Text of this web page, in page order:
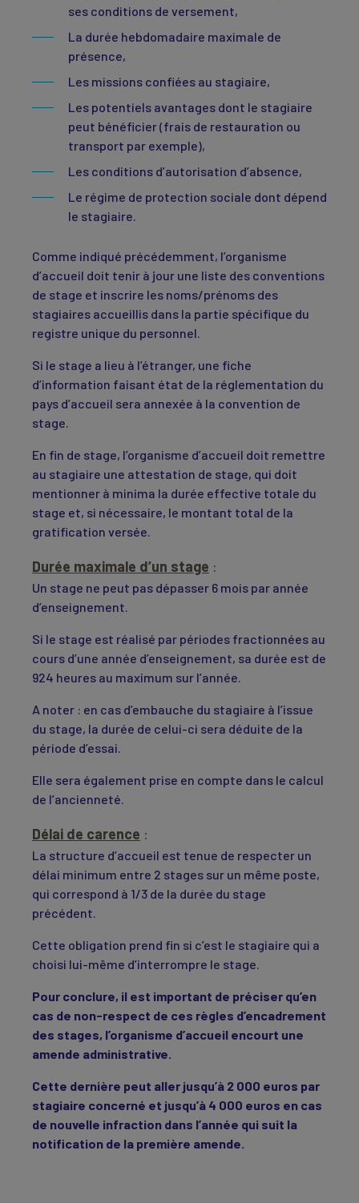
ses conditions de versement,
La durée hebdomadaire maximale de
présence,
Les missions confiées au stagiaire,
Les potentiels avantages dont le stagiaire
peut bénéficier (frais de restauration ou
transport par exemple),
Les conditions d’autorisation d’absence,
Le régime de protection sociale dont dépend
le stagiaire.
Comme indiqué précédemment, l’organisme
d’accueil doit tenir à jour une liste des conventions
de stage et inscrire les noms/prénoms des
stagiaires accueillis dans la partie spécifique du
registre unique du personnel.
Si le stage a lieu à l’étranger, une fiche
d’information faisant état de la réglementation du
pays d’accueil sera annexée à la convention de
stage.
En fin de stage, l’organisme d’accueil doit remettre
au stagiaire une attestation de stage, qui doit
mentionner à minima la durée effective totale du
stage et, si nécessaire, le montant total de la
gratification versée.
Durée maximale d’un stage :
Un stage ne peut pas dépasser 6 mois par année
d’enseignement.
Si le stage est réalisé par périodes fractionnées au
cours d’une année d’enseignement, sa durée est de
924 heures au maximum sur l’année.
A noter : en cas d’embauche du stagiaire à l’issue
du stage, la durée de celui-ci sera déduite de la
période d’essai.
Elle sera également prise en compte dans le calcul
de l’ancienneté.
Délai de carence :
La structure d’accueil est tenue de respecter un
délai minimum entre 2 stages sur un même poste,
qui correspond à 1/3 de la durée du stage
précédent.
Cette obligation prend fin si c’est le stagiaire qui a
choisi lui-même d’interrompre le stage.
Pour conclure, il est important de préciser qu’en
cas de non-respect de ces règles d’encadrement
des stages, l’organisme d’accueil encourt une
amende administrative.
Cette dernière peut aller jusqu’à 2 000 euros par
stagiaire concerné et jusqu’à 4 000 euros en cas
de nouvelle infraction dans l’année qui suit la
notification de la première amende.